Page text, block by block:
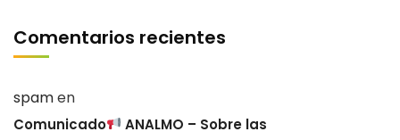
Comentarios recientes
spamen
Comunicado
ANALMO – Sobre las